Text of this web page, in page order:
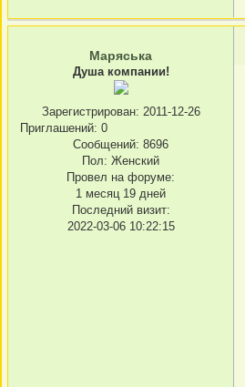
Маряська
Душа компании!
Зарегистрирован: 2011-12-26
Приглашений: 0
Сообщений: 8696
Пол: Женский
Провел на форуме:
1 месяц 19 дней
Последний визит:
2022-03-06 10:22:15